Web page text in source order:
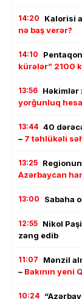
14:20 Kalorisi
nə baş verər?
14:10
kürələr” 2100
13:56 Həkimlər
yorğunluq
13:44 40
– 7 təhlükəli
13:25
Azərbaycan
13:00 Sabaha
12:55 Nikol
zəng edib
11:07
Mənzil
– Bakının yeni
10:24